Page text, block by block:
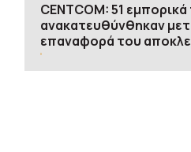
CENTCOM: 51
ανακατευθύνθηκαν
επαναφορά του